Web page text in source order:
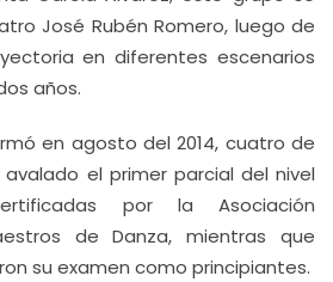
José Rubén Romero, luego de
en diferentes escenarios
años.
en agosto del 2014, cuatro de
el primer parcial del nivel
por la Asociación
de Danza, mientras que
su examen como principiantes.